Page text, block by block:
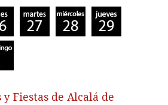
y Fiestas de Alcalá de